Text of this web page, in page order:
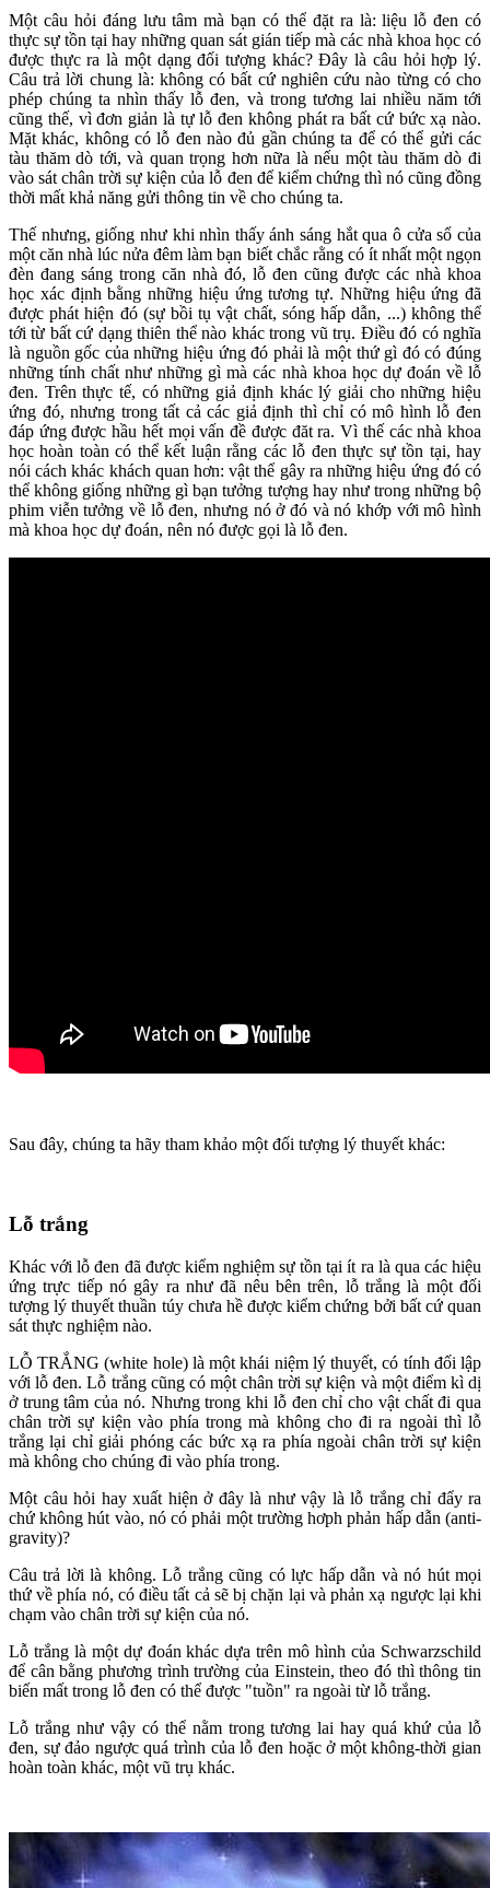
Một câu hỏi đáng lưu tâm mà bạn có thể đặt ra là: liệu lỗ đen có
thực sự tồn tại hay những quan sát gián tiếp mà các nhà khoa học có
được thực ra là một dạng đối tượng khác? Đây là câu hỏi hợp lý.
Câu trả lời chung là: không có bất cứ nghiên cứu nào từng có cho
phép chúng ta nhìn thấy lỗ đen, và trong tương lai nhiều năm tới
cũng thế, vì đơn giản là tự lỗ đen không phát ra bất cứ bức xạ nào.
Mặt khác, không có lỗ đen nào đủ gần chúng ta để có thể gửi các
tàu thăm dò tới, và quan trọng hơn nữa là nếu một tàu thăm dò đi
vào sát chân trời sự kiện của lỗ đen để kiểm chứng thì nó cũng đồng
thời mất khả năng gửi thông tin về cho chúng ta.
Thế nhưng, giống như khi nhìn thấy ánh sáng hắt qua ô cửa sổ của
một căn nhà lúc nửa đêm làm bạn biết chắc rằng có ít nhất một ngọn
đèn đang sáng trong căn nhà đó, lỗ đen cũng được các nhà khoa
học xác định bằng những hiệu ứng tương tự. Những hiệu ứng đã
được phát hiện đó (sự bồi tụ vật chất, sóng hấp dẫn, ...) không thể
tới từ bất cứ dạng thiên thể nào khác trong vũ trụ. Điều đó có nghĩa
là nguồn gốc của những hiệu ứng đó phải là một thứ gì đó có đúng
những tính chất như những gì mà các nhà khoa học dự đoán về lỗ
đen. Trên thực tế, có những giả định khác lý giải cho những hiệu
ứng đó, nhưng trong tất cả các giả định thì chỉ có mô hình lỗ đen
đáp ứng được hầu hết mọi vấn đề được đăt ra. Vì thế các nhà khoa
học hoàn toàn có thể kết luận rằng các lỗ đen thực sự tồn tại, hay
nói cách khác khách quan hơn: vật thể gây ra những hiệu ứng đó có
thể không giống những gì bạn tưởng tượng hay như trong những bộ
phim viễn tưởng về lỗ đen, nhưng nó ở đó và nó khớp với mô hình
mà khoa học dự đoán, nên nó được gọi là lỗ đen.
Sau đây, chúng ta hãy tham khảo một đối tượng lý thuyết khác:
Lỗ trắng
Khác với lỗ đen đã được kiểm nghiệm sự tồn tại ít ra là qua các hiệu
ứng trực tiếp nó gây ra như đã nêu bên trên, lỗ trắng là một đối
tượng lý thuyết thuần túy chưa hề được kiểm chứng bởi bất cứ quan
sát thực nghiệm nào.
LỖ TRẮNG (white hole) là một khái niệm lý thuyết, có tính đối lập
với lỗ đen. Lỗ trắng cũng có một chân trời sự kiện và một điểm kì dị
ở trung tâm của nó. Nhưng trong khi lỗ đen chỉ cho vật chất đi qua
chân trời sự kiện vào phía trong mà không cho đi ra ngoài thì lỗ
trắng lại chỉ giải phóng các bức xạ ra phía ngoài chân trời sự kiện
mà không cho chúng đi vào phía trong.
Một câu hỏi hay xuất hiện ở đây là như vậy là lỗ trắng chỉ đẩy ra
chứ không hút vào, nó có phải một trường hơph phản hấp dẫn (anti-
gravity)?
Câu trả lời là không. Lỗ trắng cũng có lực hấp dẫn và nó hút mọi
thứ về phía nó, có điều tất cả sẽ bị chặn lại và phản xạ ngược lại khi
chạm vào chân trời sự kiện của nó.
Lỗ trắng là một dự đoán khác dựa trên mô hình của Schwarzschild
để cân bằng phương trình trường của Einstein, theo đó thì thông tin
biến mất trong lỗ đen có thể được "tuồn" ra ngoài từ lỗ trắng.
Lỗ trắng như vậy có thể nằm trong tương lai hay quá khứ của lỗ
đen, sự đảo ngược quá trình của lỗ đen hoặc ở một không-thời gian
hoàn toàn khác, một vũ trụ khác.